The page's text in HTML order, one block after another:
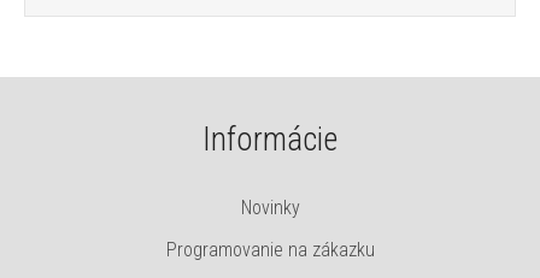
Informácie
Novinky
Programovanie na zákazku